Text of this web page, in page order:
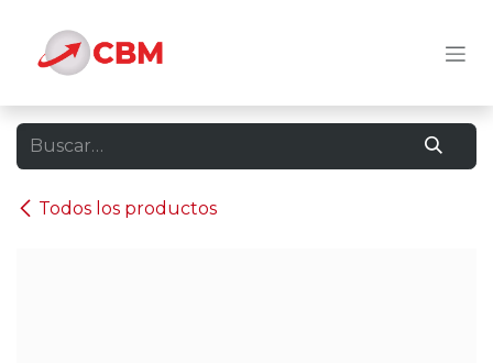
Todos los productos